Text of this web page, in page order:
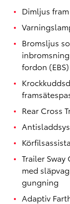
Dimljus fram
Bromsljus
fordon (EBS)
Rear Cross
Trailer
med
gungning
Adaptiv